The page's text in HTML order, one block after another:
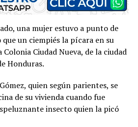
una mujer estuvo a punto de
un ciempiés la pícara en su
Ciudad Nueva, de la ciudad
Honduras.
quien según parientes, se
de su vivienda cuando fue
insecto quien la picó